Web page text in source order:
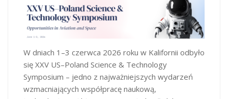
W dniach 1–3 czerwca 2026 roku w Kalifornii odbyło
się XXV US–Poland Science & Technology
Symposium – jedno z najważniejszych wydarzeń
wzmacniających współpracę naukową,